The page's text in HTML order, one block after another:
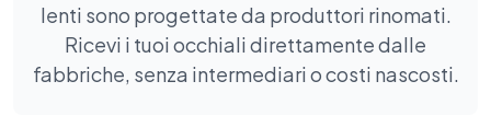
lenti sono progettate da produttori rinomati.
Ricevi i tuoi occhiali direttamente dalle
fabbriche, senza intermediari o costi nascosti.